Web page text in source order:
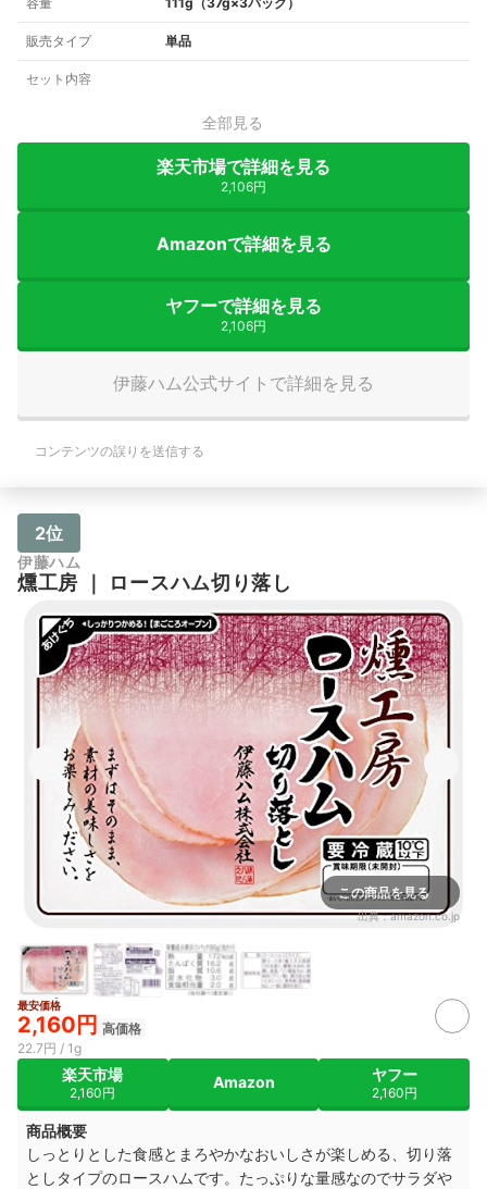
販売タイプ 単品
セット内容
全部見る
楽天市場で詳細を見る
2,106円
Amazonで詳細を見る
ヤフーで詳細を見る
2,106円
伊藤ハム公式サイトで詳細を見る
コンテンツの誤りを送信する
2位
伊藤ハム
燻工房 ｜ ロースハム切り落し
この商品を見る
出典：amazon.co.jp
最安価格
2,160円 高価格
22.7円 / 1g
楽天市場
2,160円
Amazon ヤフー
2,160円
商品概要
しっとりとした食感とまろやかなおいしさが楽しめる、切り落
としタイプのロースハムです。たっぷりな量感なのでサラダや